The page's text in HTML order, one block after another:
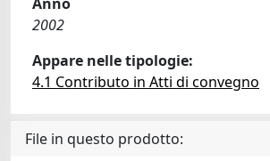
2002
Appare nelle tipologie:
4.1 Contributo in Atti di convegno
File in questo prodotto: